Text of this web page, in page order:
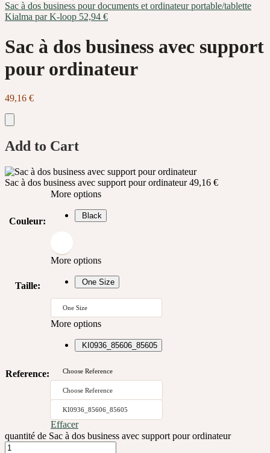
Sac à dos business pour documents et ordinateur portable/tablette
Kialma par K-loop 52,94 €
Sac à dos business avec support
pour ordinateur
49,16 €
Add to Cart
Sac à dos business avec support pour ordinateur 49,16 €
Couleur:
More options
Black
Taille:
More options
One Size
One Size
Reference:
More options
KI0936_85606_85605
Choose Reference
Choose Reference
KI0936_85606_85605
Effacer
quantité de Sac à dos business avec support pour ordinateur